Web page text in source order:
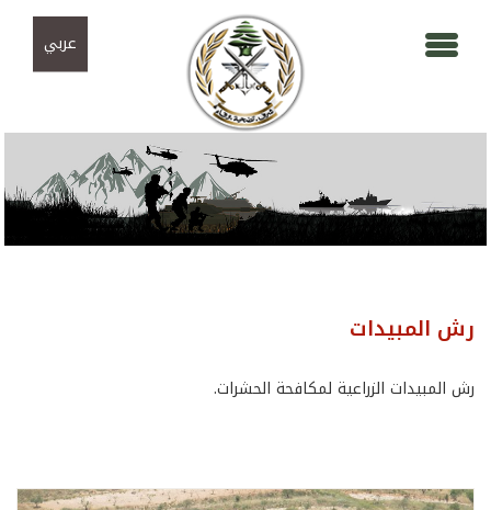
عربي
رش المبيدات
رش المبيدات الزراعية لمكافحة الحشرات.